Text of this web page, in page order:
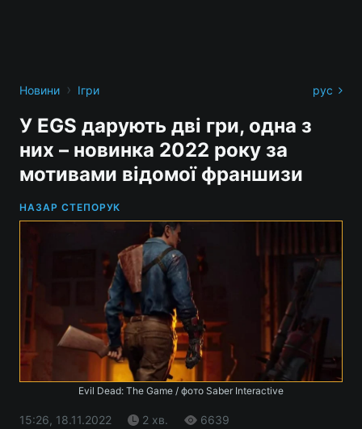
Новини › Ігри рус
У EGS дарують дві гри, одна з
них – новинка 2022 року за
мотивами відомої франшизи
НАЗАР СТЕПОРУК
Evil Dead: The Game / фото Saber Interactive
15:26, 18.11.2022 2 хв. 6639